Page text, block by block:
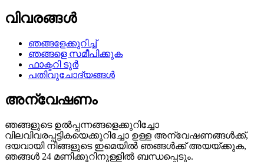
വിവരങ്ങൾ
ഞങ്ങളേക്കുറിച്ച്
ഞങ്ങളെ സമീപിക്കുക
ഫാക്ടറി ടൂർ
പതിവുചോദ്യങ്ങൾ
അന്വേഷണം
ഞങ്ങളുടെ ഉൽപ്പന്നങ്ങളെക്കുറിച്ചോ
വിലവിവരപ്പട്ടികയെക്കുറിച്ചോ ഉള്ള അന്വേഷണങ്ങൾക്ക്,
ദയവായി നിങ്ങളുടെ ഇമെയിൽ ഞങ്ങൾക്ക് അയയ്ക്കുക,
ഞങ്ങൾ 24 മണിക്കൂറിനുള്ളിൽ ബന്ധപ്പെടും.